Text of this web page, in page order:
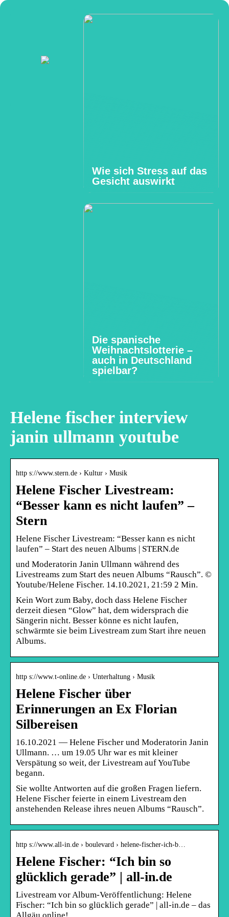
Wie sich Stress auf das
Gesicht auswirkt
Die spanische
Weihnachtslotterie –
auch in Deutschland
spielbar?
Helene fischer interview
janin ullmann youtube
http s://www.stern.de › Kultur › Musik
Helene Fischer Livestream:
“Besser kann es nicht laufen” –
Stern
Helene Fischer Livestream: “Besser kann es nicht
laufen” – Start des neuen Albums | STERN.de
und Moderatorin Janin Ullmann während des
Livestreams zum Start des neuen Albums “Rausch”. ©
Youtube/Helene Fischer. 14.10.2021, 21:59 2 Min.
Kein Wort zum Baby, doch dass Helene Fischer
derzeit diesen “Glow” hat, dem widersprach die
Sängerin nicht. Besser könne es nicht laufen,
schwärmte sie beim Livestream zum Start ihre neuen
Albums.
http s://www.t-online.de › Unterhaltung › Musik
Helene Fischer über
Erinnerungen an Ex Florian
Silbereisen
16.10.2021 — Helene Fischer und Moderatorin Janin
Ullmann. … um 19.05 Uhr war es mit kleiner
Verspätung so weit, der Livestream auf YouTube
begann.
Sie wollte Antworten auf die großen Fragen liefern.
Helene Fischer feierte in einem Livestream den
anstehenden Release ihres neuen Albums “Rausch”.
http s://www.all-in.de › boulevard › helene-fischer-ich-b…
Helene Fischer: “Ich bin so
glücklich gerade” | all-in.de
Livestream vor Album-Veröffentlichung: Helene
Fischer: “Ich bin so glücklich gerade” | all-in.de – das
Allgäu online!